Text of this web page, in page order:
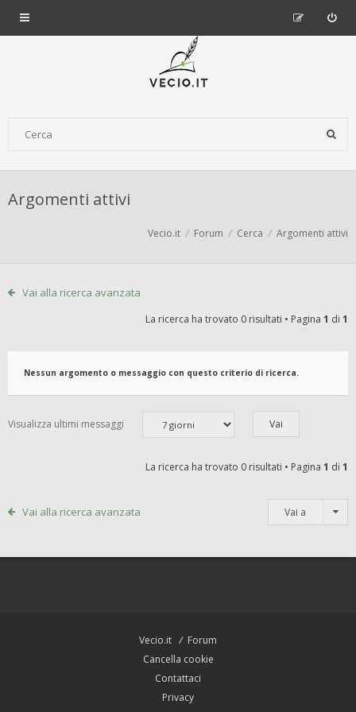
Argomenti attivi
Vecio.it Forum Cerca Argomenti attivi
Vai alla ricerca avanzata
La ricerca ha trovato 0 risultati • Pagina 1 di 1
Nessun argomento o messaggio con questo criterio di ricerca.
Visualizza ultimi messaggi
La ricerca ha trovato 0 risultati • Pagina 1 di 1
Vai alla ricerca avanzata Vai a
Vecio.it
Forum
Cancella cookie
Contattaci
Privacy